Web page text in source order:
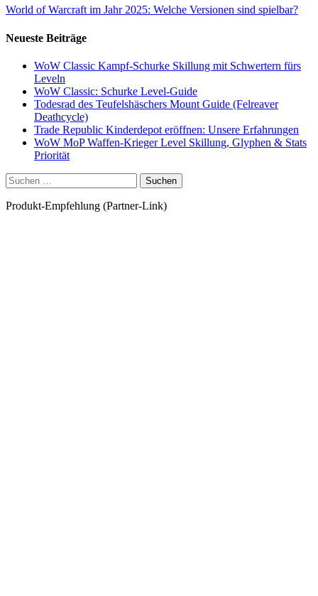
World of Warcraft im Jahr 2025: Welche Versionen sind spielbar?
Neueste Beiträge
WoW Classic Kampf-Schurke Skillung mit Schwertern fürs
Leveln
WoW Classic: Schurke Level-Guide
Todesrad des Teufelshäschers Mount Guide (Felreaver
Deathcycle)
Trade Republic Kinderdepot eröffnen: Unsere Erfahrungen
WoW MoP Waffen-Krieger Level Skillung, Glyphen & Stats
Priorität
Suchen
nach:
Produkt-Empfehlung (Partner-Link)